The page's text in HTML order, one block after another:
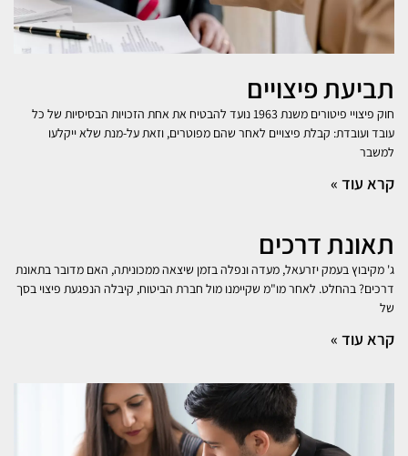
תביעת פיצויים
חוק פיצויי פיטורים משנת 1963 נועד להבטיח את אחת הזכויות הבסיסיות של כל
עובד ועובדת: קבלת פיצויים לאחר שהם מפוטרים, וזאת על-מנת שלא ייקלעו
למשבר
קרא עוד »
תאונת דרכים
ג' מקיבוץ בעמק יזרעאל, מעדה ונפלה בזמן שיצאה ממכוניתה, האם מדובר בתאונת
דרכים? בהחלט. לאחר מו"מ שקיימנו מול חברת הביטוח, קיבלה הנפגעת פיצוי בסך
של
קרא עוד »